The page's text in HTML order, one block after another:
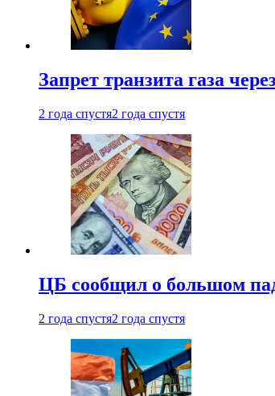
Запрет транзита газа
2 года спустя2 года спустя
ЦБ сообщил о большом
2 года спустя2 года спустя